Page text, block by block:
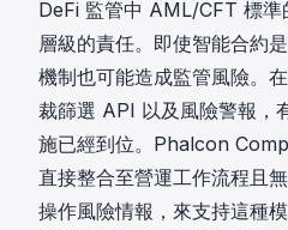
DeFi 監管中 AML/CFT 標準
層級的責任。即使智能合約
機制也可能造成監管風險。
裁篩選 API 以及風險警報，
施已經到位。Phalcon
直接整合至營運工作流程且
操作風險情報，來支持這種模